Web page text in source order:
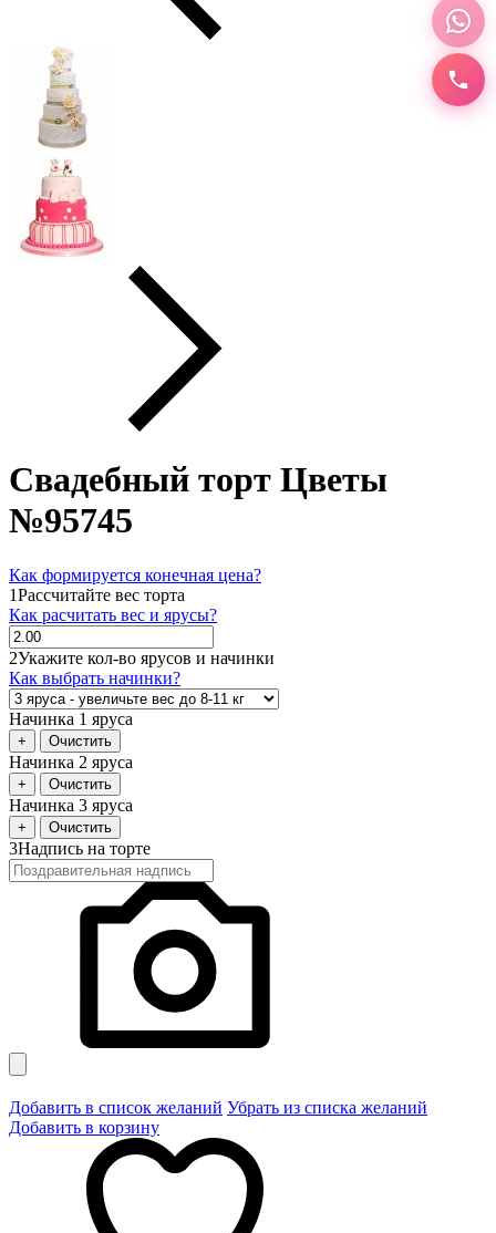
Свадебный торт Цветы
№95745
Как формируется конечная цена?
1Рассчитайте вес торта
Как расчитать вес и ярусы?
2Укажите кол-во ярусов и начинки
Как выбрать начинки?
Начинка 1 яруса
+ Очистить
Начинка 2 яруса
+ Очистить
Начинка 3 яруса
+ Очистить
3Надпись на торте
Добавить в список желаний Убрать из списка желаний
Добавить в корзину